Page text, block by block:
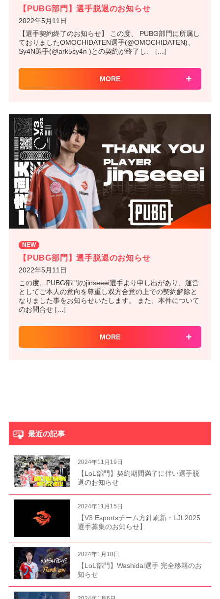
【PUBG部門】選手脱退のお知らせ
2022年5月11日
【選手契約終了のお知らせ】 この度、 PUBG部門に所属し
ておりましたOMOCHIDATEN選手(@OMOCHIDATEN)、
Sy4N選手(@ark5sy4n )との契約が終了し、 […]
MORE
NEW
【PUBG部門】選手脱退のお知らせ
2022年5月11日
この度、PUBG部門のjinseeei選手より申し出があり、運営
としてご本人の意向を尊重し双方合意の上での契約解除と
なりました事をお知らせいたします。 また、本件について
のお問合せ […]
MORE
最近の記事
2024年11月19日
【LoL部門】契約期間満了に伴い選手脱
退のお知らせ
2024年11月15日
【V3 Esportsチーム方針刷新・LJL2025
選手募集のお知らせ】
2024年1月10日
【LoL部門】Washidai選手 完全移籍のお
知らせ